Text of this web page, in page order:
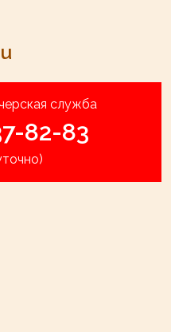
служба
82-83